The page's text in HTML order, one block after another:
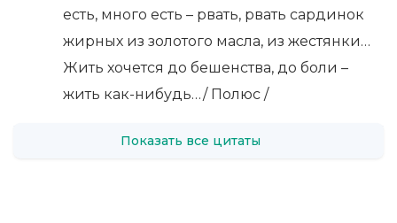
есть, много есть – рвать, рвать сардинок
жирных из золотого масла, из жестянки…
Жить хочется до бешенства, до боли –
жить как-нибудь…/ Полюс /
Показать все цитаты